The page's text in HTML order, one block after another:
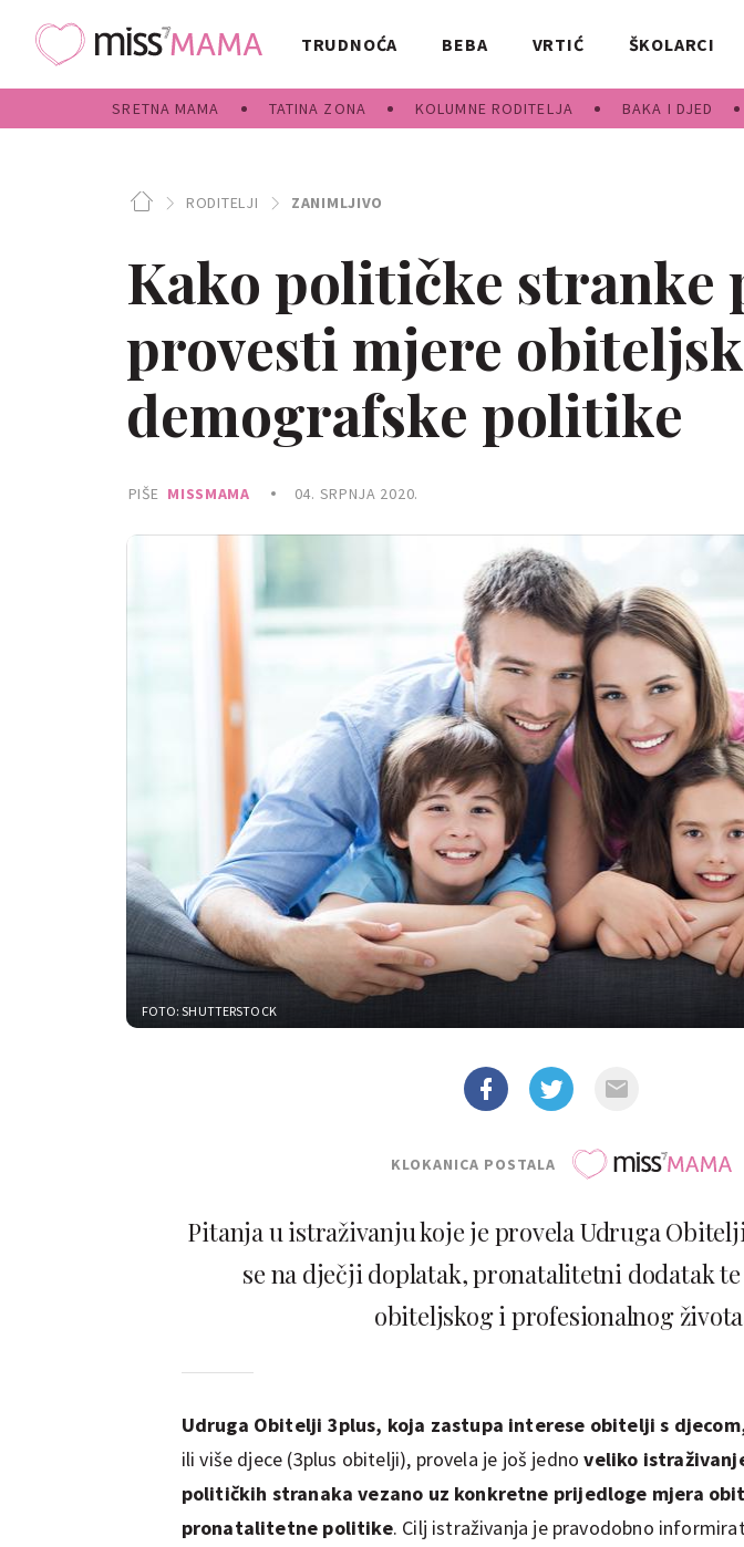
TRUDNOĆA BEBA VRTIĆ ŠKOLARCI
SRETNA MAMA TATINA ZONA KOLUMNE RODITELJA BAKA I DJED
RODITELJI ZANIMLJIVO
Kako političke stranke
provesti mjere
demografske politike
PIŠE MISSMAMA 04. SRPNJA 2020.
FOTO: SHUTTERSTOCK
KLOKANICA POSTALA
Pitanja u istraživanju koje je provela Udruga
se na dječji doplatak, pronatalitetni dodatak
obiteljskog i profesionalnog
Udruga Obitelji 3plus, koja zastupa interese obitelji s
ili više djece (3plus obitelji), provela je još jednoveliko
političkih stranaka vezano uz konkretne prijedloge mjera
pronatalitetne politike. Cilj istraživanja je pravodobno